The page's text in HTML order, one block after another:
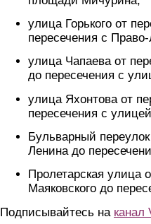
улица Горького от
пересечения с
улица Чапаева от
до пересечения с
улица Яхонтова от
пересечения с
Бульварный
Ленина до
Пролетарская улица
Маяковского до
Подписывайтесь на канал